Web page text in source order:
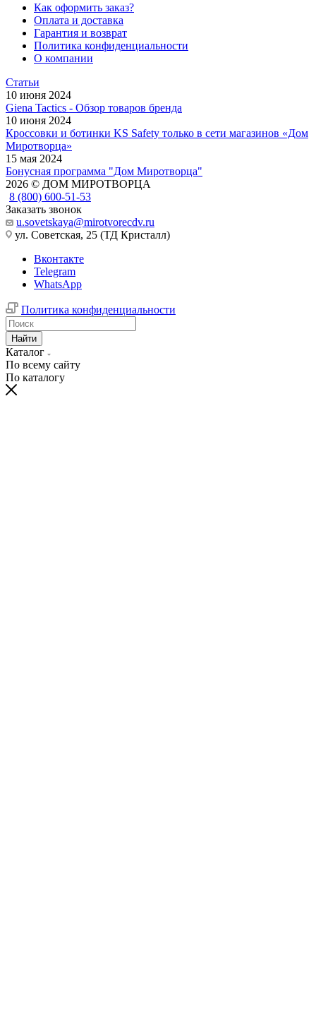
Как оформить заказ?
Оплата и доставка
Гарантия и возврат
Политика конфиденциальности
О компании
Статьи
10 июня 2024
Giena Tactics - Обзор товаров бренда
10 июня 2024
Кроссовки и ботинки KS Safety только в сети магазинов «Дом
Миротворца»
15 мая 2024
Бонусная программа "Дом Миротворца"
2026 © ДОМ МИРОТВОРЦА
8 (800) 600-51-53
Заказать звонок
u.sovetskaya@mirotvorecdv.ru
ул. Советская, 25 (ТД Кристалл)
Вконтакте
Telegram
WhatsApp
Политика конфиденциальности
Найти
Каталог
По всему сайту
По каталогу